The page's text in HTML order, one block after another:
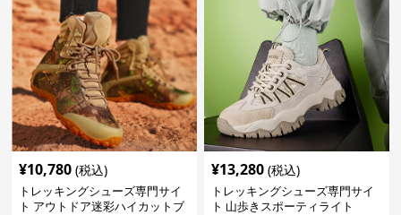
¥10,780 (税込)
トレッキングシューズ専門サイ
ト アウトドア迷彩ハイカットブ
¥13,280 (税込)
トレッキングシューズ専門サイ
ト 山歩きスポーティライト